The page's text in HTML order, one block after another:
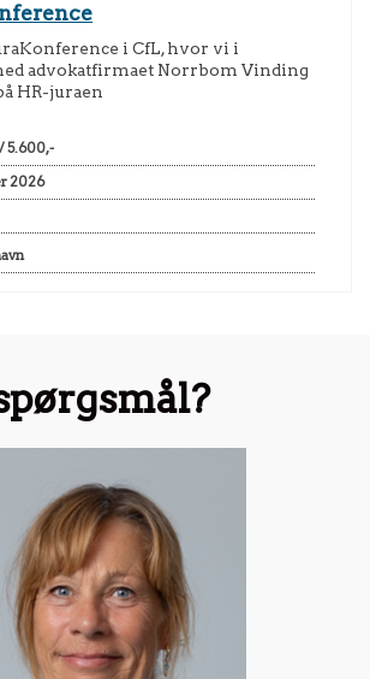
i CfL, hvor vi i
advokatfirmaet Norrbom Vinding
HR-juraen
5.600,-
2026